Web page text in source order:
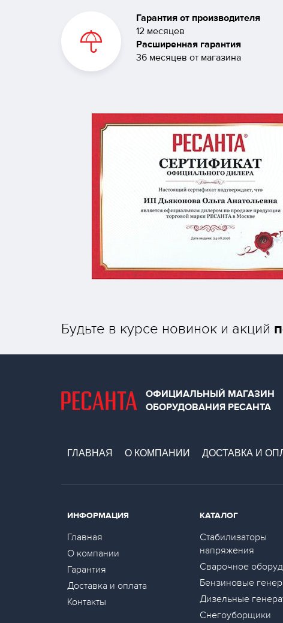
Гарантия от производителя
12 месяцев
Расширенная гарантия
36 месяцев от магазина
Будьте в курсе новинок и акций
ОФИЦИАЛЬНЫЙ МАГАЗИН
ОБОРУДОВАНИЯ РЕСАНТА
ГЛАВНАЯ О КОМПАНИИ ДОСТАВКА И
ИНФОРМАЦИЯ
Главная
О компании
Гарантия
Доставка и оплата
Контакты
КАТАЛОГ
Стабилизаторы
напряжения
Сварочное
Бензиновые
Дизельные
Снегоуборщики